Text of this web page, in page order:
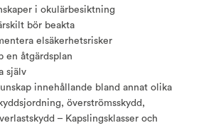
i okulärbesiktning
bör beakta
elsäkerhetsrisker
en åtgärdsplan
själv
innehållande bland annat olika
överströmsskydd,
– Kapslingsklasser och